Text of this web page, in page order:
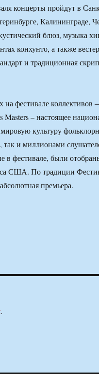
концерты пройдут в
Калининграде,
блюз, музыка
конхунто, а также
и традиционная
фестивале коллективов
Masters – настоящее
культуру
так и миллионами
в фестивале, были
США. По традиции
премьера.
.